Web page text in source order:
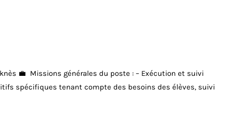
💼 Missions générales du poste : – Exécution et suivi
spécifiques tenant compte des besoins des élèves, suivi